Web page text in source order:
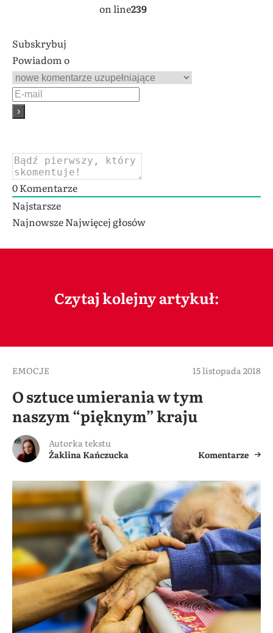
on line239
Subskrybuj
Powiadom o
0Komentarze
Najstarsze
NajnowszeNajwięcej głosów
Czytaj kolejny artykuł:
EMOCJE 15 listopada 2018
O sztuce umierania w tym
naszym “pięknym” kraju
Autorka tekstu
Żaklina Kańczucka
Komentarze